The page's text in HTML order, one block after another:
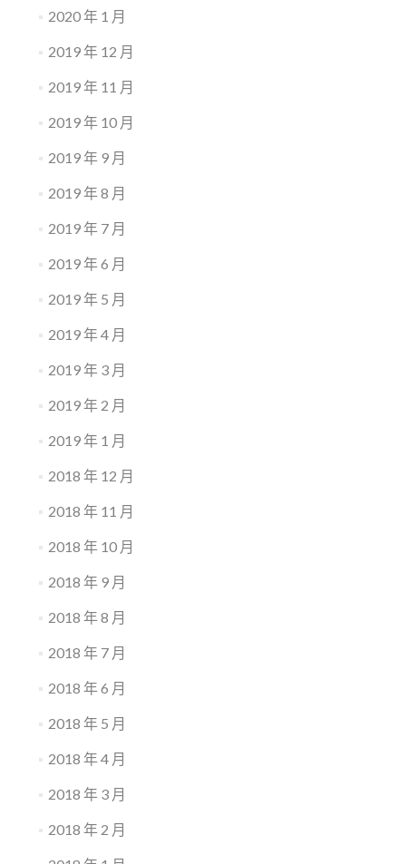
2020 年 1 月
2019 年 12 月
2019 年 11 月
2019 年 10 月
2019 年 9 月
2019 年 8 月
2019 年 7 月
2019 年 6 月
2019 年 5 月
2019 年 4 月
2019 年 3 月
2019 年 2 月
2019 年 1 月
2018 年 12 月
2018 年 11 月
2018 年 10 月
2018 年 9 月
2018 年 8 月
2018 年 7 月
2018 年 6 月
2018 年 5 月
2018 年 4 月
2018 年 3 月
2018 年 2 月